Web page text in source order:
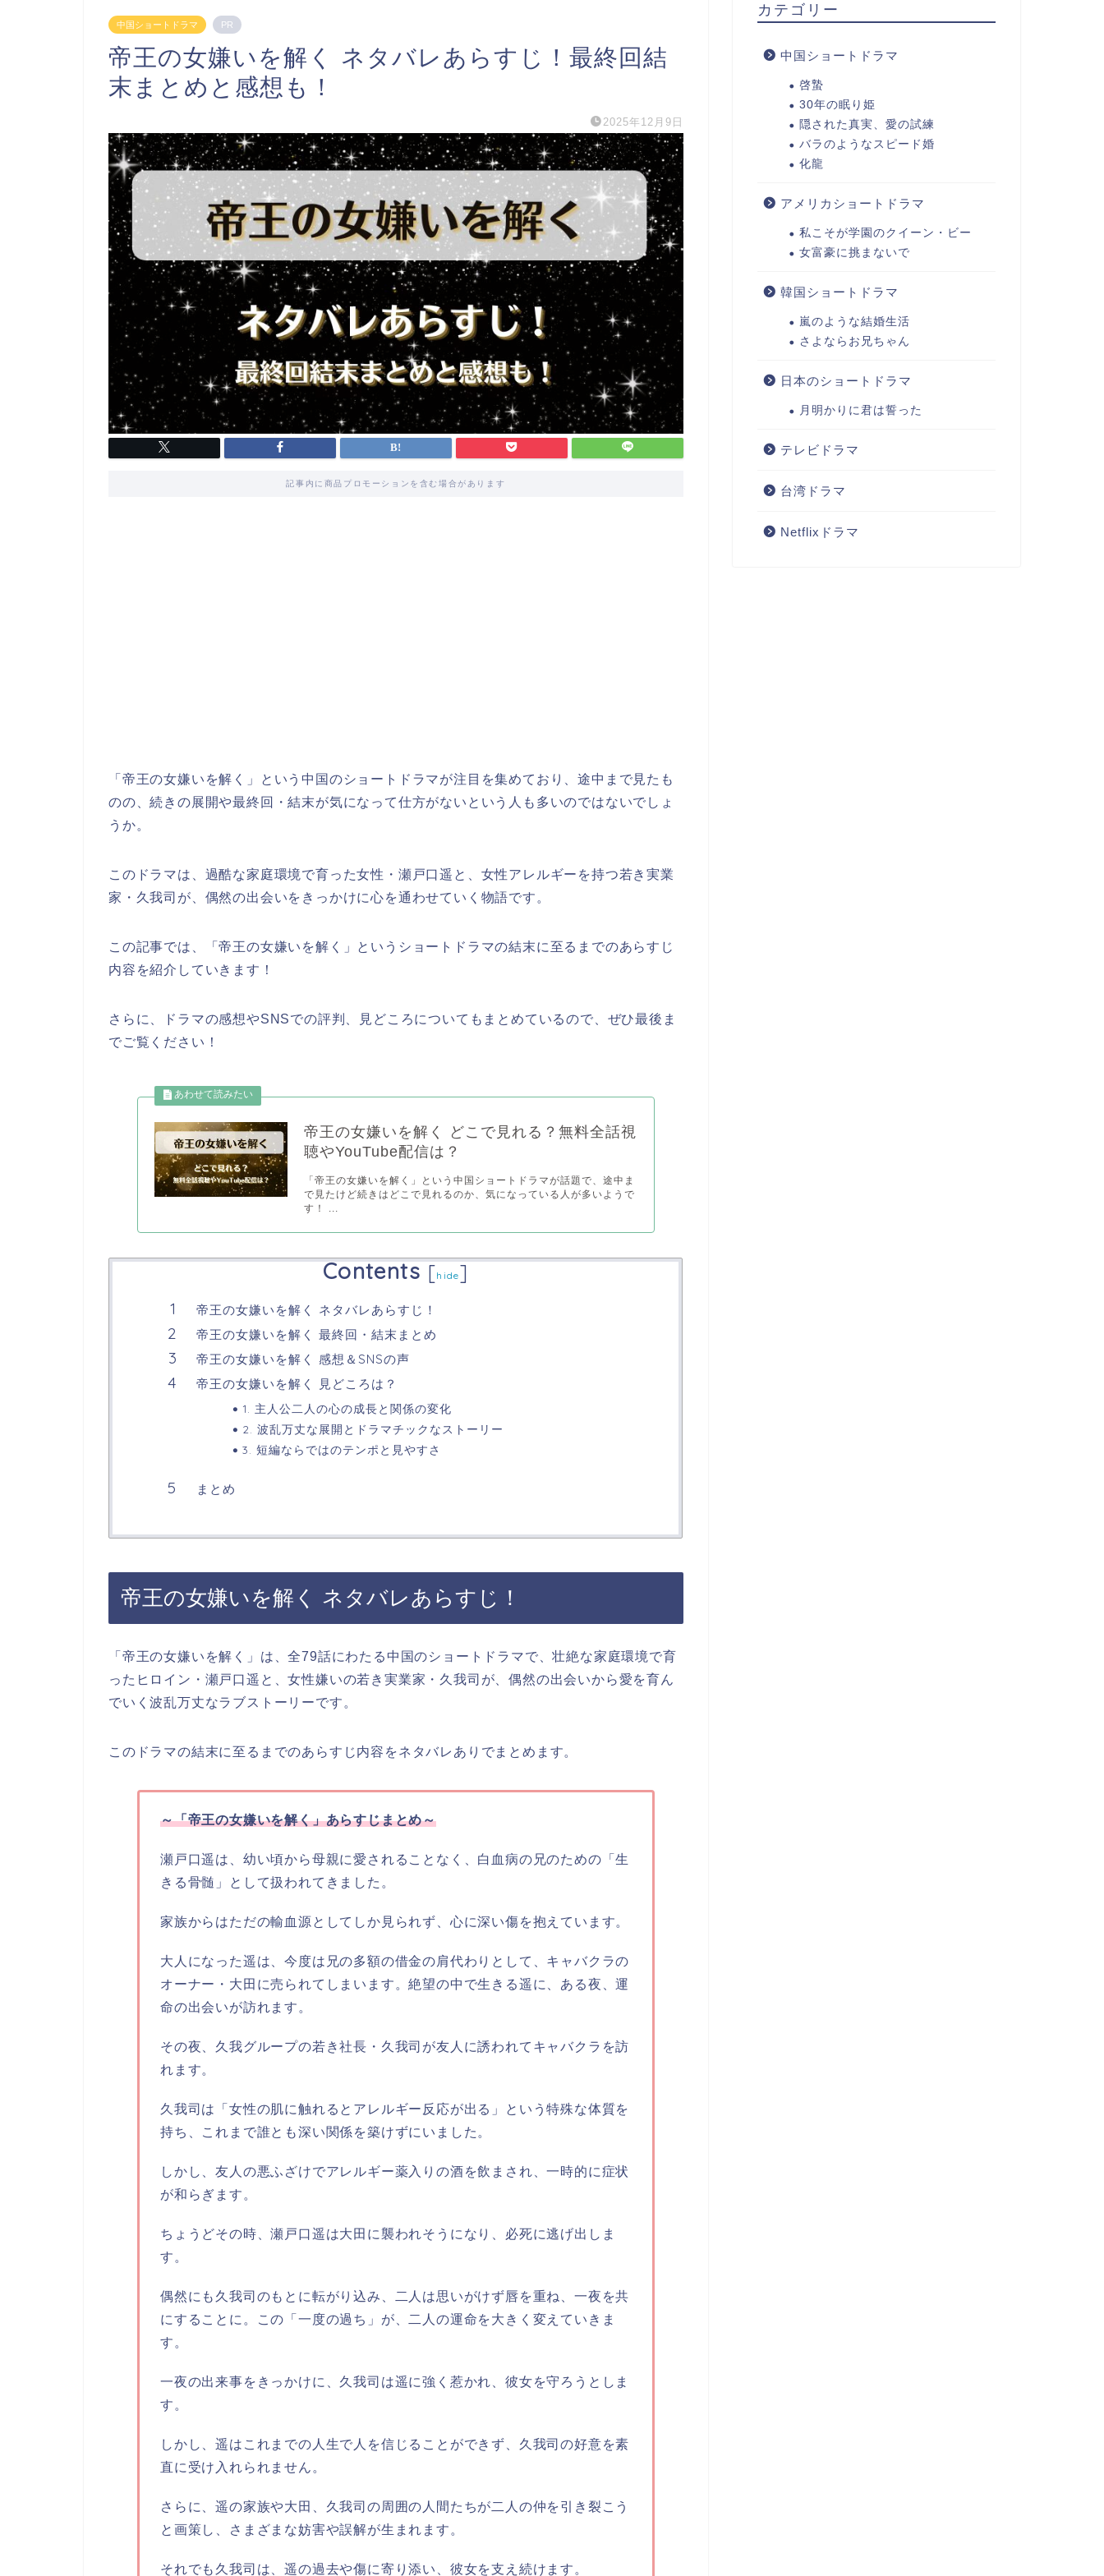
中国ショートドラマ PR
帝王の女嫌いを解く ネタバレあらすじ！最終回結
末まとめと感想も！
2025年12月9日
記事内に商品プロモーションを含む場合があります
「帝王の女嫌いを解く」
という中国のショートドラマが注目を集めており、途中まで見たも
のの、続きの展開や最終回・結末が気になって仕方がないという人も多いのではないでしょ
うか。
このドラマは、過酷な家庭環境で育った女性・瀬戸口遥と、女性アレルギーを持つ若き実業
家・久我司が、偶然の出会いをきっかけに心を通わせていく物語です。
この記事では、 「帝王の女嫌いを解く」 というショートドラマの結末に至るまでのあらすじ
内容を紹介していきます！
さらに、ドラマの感想やSNSでの評判、見どころについてもまとめているので、ぜひ最後ま
でご覧ください！
帝王の女嫌いを解く どこで見れる？無料全話視
聴やYouTube配信は？
「帝王の女嫌いを解く」という中国ショートドラマが話題で、途中ま
で見たけど続きはどこで見れるのか、気になっている人が多いようで
す！ ...
Contents [hide]
帝王の女嫌いを解く ネタバレあらすじ！
帝王の女嫌いを解く 最終回・結末まとめ
帝王の女嫌いを解く 感想＆SNSの声
帝王の女嫌いを解く 見どころは？
1. 主人公二人の心の成長と関係の変化
2. 波乱万丈な展開とドラマチックなストーリー
3. 短編ならではのテンポと見やすさ
まとめ
帝王の女嫌いを解く ネタバレあらすじ！
「帝王の女嫌いを解く」は、全79話にわたる中国のショートドラマで、壮絶な家庭環境で育
ったヒロイン・瀬戸口遥と、女性嫌いの若き実業家・久我司が、偶然の出会いから愛を育ん
でいく波乱万丈なラブストーリーです。
このドラマの結末に至るまでのあらすじ内容をネタバレありでまとめます。
～「帝王の女嫌いを解く」あらすじまとめ～
瀬戸口遥は、幼い頃から母親に愛されることなく、白血病の兄のための「生
きる骨髄」として扱われてきました。
家族からはただの輸血源としてしか見られず、心に深い傷を抱えています。
大人になった遥は、今度は兄の多額の借金の肩代わりとして、キャバクラの
オーナー・大田に売られてしまいます。絶望の中で生きる遥に、ある夜、運
命の出会いが訪れます。
その夜、久我グループの若き社長・久我司が友人に誘われてキャバクラを訪
れます。
久我司は「女性の肌に触れるとアレルギー反応が出る」という特殊な体質を
持ち、これまで誰とも深い関係を築けずにいました。
しかし、友人の悪ふざけでアレルギー薬入りの酒を飲まされ、一時的に症状
が和らぎます。
ちょうどその時、瀬戸口遥は大田に襲われそうになり、必死に逃げ出しま
す。
偶然にも久我司のもとに転がり込み、二人は思いがけず唇を重ね、一夜を共
にすることに。この「一度の過ち」が、二人の運命を大きく変えていきま
す。
一夜の出来事をきっかけに、久我司は遥に強く惹かれ、彼女を守ろうとしま
す。
しかし、遥はこれまでの人生で人を信じることができず、久我司の好意を素
直に受け入れられません。
さらに、遥の家族や大田、久我司の周囲の人間たちが二人の仲を引き裂こう
と画策し、さまざまな妨害や誤解が生まれます。
それでも久我司は、遥の過去や傷に寄り添い、彼女を支え続けます。
カテゴリー
中国ショートドラマ
啓蟄
30年の眠り姫
隠された真実、愛の試練
バラのようなスピード婚
化龍
アメリカショートドラマ
私こそが学園のクイーン・ビー
女富豪に挑まないで
韓国ショートドラマ
嵐のような結婚生活
さよならお兄ちゃん
日本のショートドラマ
月明かりに君は誓った
テレビドラマ
台湾ドラマ
Netflixドラマ